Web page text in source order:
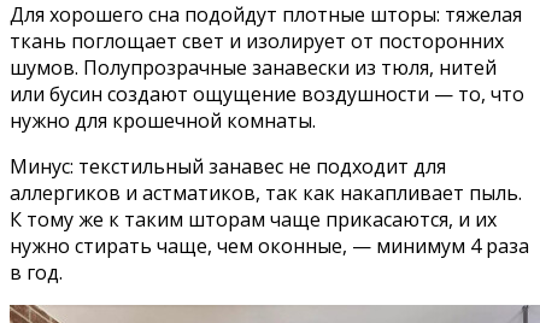
Для хорошего сна подойдут плотные шторы: тяжелая
ткань поглощает свет и изолирует от посторонних
шумов. Полупрозрачные занавески из тюля, нитей
или бусин создают ощущение воздушности — то, что
нужно для крошечной комнаты.
Минус: текстильный занавес не подходит для
аллергиков и астматиков, так как накапливает пыль.
К тому же к таким шторам чаще прикасаются, и их
нужно стирать чаще, чем оконные, — минимум 4 раза
в год.